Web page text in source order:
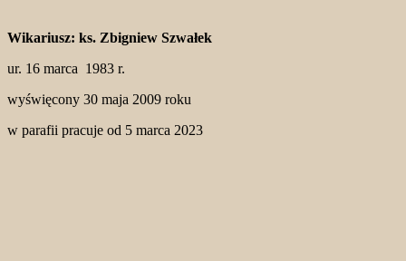
Wikariusz: ks. Zbigniew Szwałek
ur. 16 marca 1983 r.
wyświęcony 30 maja 2009 roku
w parafii pracuje od 5 marca 2023